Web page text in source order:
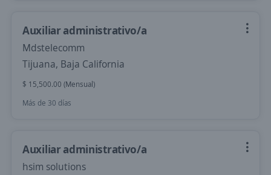
Auxiliar administrativo/a
Mdstelecomm
Tijuana, Baja California
$ 15,500.00 (Mensual)
Más de 30 días
Auxiliar administrativo/a
hsim solutions